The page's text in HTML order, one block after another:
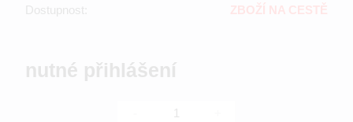
Dostupnost:
ZBOŽÍ NA CESTĚ
nutné přihlášení